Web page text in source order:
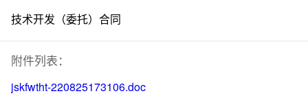
技术开发（委托）合同
附件列表：
jskfwtht-220825173106.doc